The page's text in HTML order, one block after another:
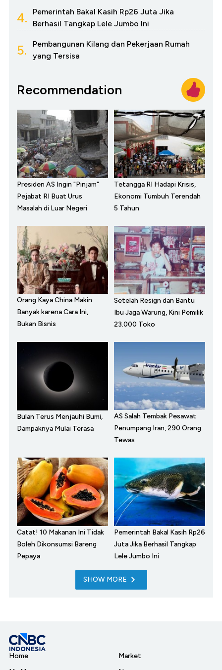
4.
Pemerintah Bakal Kasih Rp26 Juta Jika
Berhasil Tangkap Lele Jumbo Ini
5.
Pembangunan Kilang dan Pekerjaan Rumah
yang Tersisa
Recommendation
Presiden AS Ingin "Pinjam"
Pejabat RI Buat Urus
Masalah di Luar Negeri
Tetangga RI Hadapi Krisis,
Ekonomi Tumbuh Terendah
5 Tahun
Orang Kaya China Makin
Banyak karena Cara Ini,
Bukan Bisnis
Setelah Resign dan Bantu
Ibu Jaga Warung, Kini Pemilik
23.000 Toko
Bulan Terus Menjauhi Bumi,
Dampaknya Mulai Terasa
AS Salah Tembak Pesawat
Penumpang Iran, 290 Orang
Tewas
Catat! 10 Makanan Ini Tidak
Boleh Dikonsumsi Bareng
Pepaya
Pemerintah Bakal Kasih Rp26
Juta Jika Berhasil Tangkap
Lele Jumbo Ini
SHOW MORE
Home
Market